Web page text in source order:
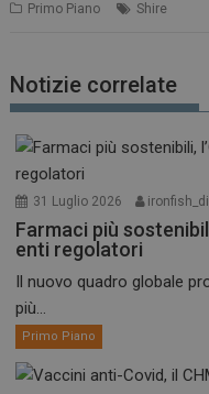
Primo Piano Shire
Notizie correlate
31 Luglio 2026
Farmaci più
enti regolatori
Il nuovo quadro globale
più...
Primo Piano